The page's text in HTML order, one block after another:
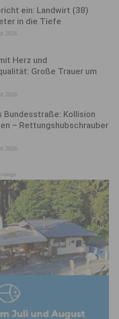
ein: Landwirt (38)
in die Tiefe
2026
Herz und
Große Trauer um
2026
Bundesstraße: Kollision
– Rettungshubschrauber
2026